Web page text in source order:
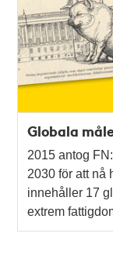
Globala
2015 antog
2030 för att nå
innehåller 17
extrem